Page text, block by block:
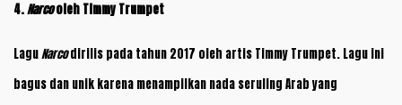
4.Narcooleh Timmy Trumpet
LaguNarcodirilis pada tahun 2017 oleh artis Timmy Trumpet. Lagu ini
bagus dan unik karena menampilkan nada seruling Arab yang